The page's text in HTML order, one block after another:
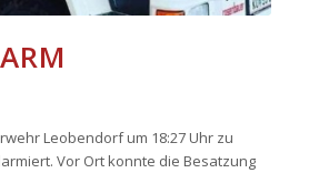
Leobendorf um 18:27 Uhr zu
Vor Ort konnte die Besatzung